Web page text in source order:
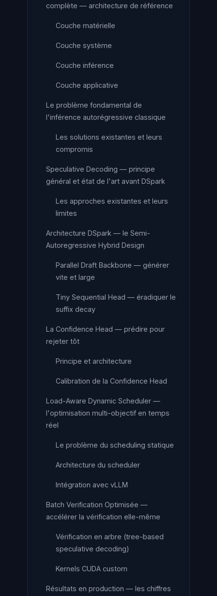
complète — architecture de référence
Couche matérielle
Couche système
Couche inférence
Couche applicative
Le problème fondamental de
l'inférence autorégressive classique
Les solutions existantes et leurs
compromis
Speculative Decoding — principe
général et état de l'art avant DSpark
Les approches existantes et leurs
limites
Architecture DSpark — le Semi-
Autoregressive Hybrid Design
Parallel Draft Backbone — générer
vite et large
Tiny Sequential Head — éradiquer le
suffix decay
La Confidence Head — prédire pour
rejeter tôt
Principe et architecture
Calibration de la Confidence Head
Load-Aware Dynamic Scheduler —
l'optimisation multi-objectif en temps
réel
Le problème du scheduling statique
Architecture du scheduler
Intégration avec vLLM
Batch Verification Optimisée —
accélérer la vérification elle-même
Vérification en arbre (tree-based
speculative decoding)
Kernels CUDA custom
Résultats en production — les chiffres